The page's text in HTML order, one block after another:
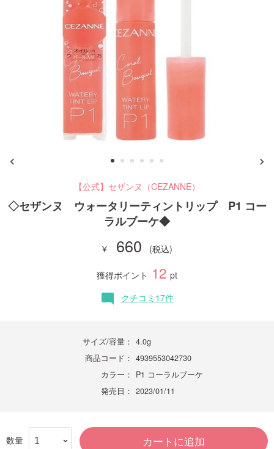
ビューティジャーナルから探す
お問い合わせ
【公式】セザンヌ（CEZANNE）
◇セザンヌ ウォータリーティントリップ P1 コー
ラルブーケ◆
660
獲得ポイント 12 pt
mode_comment クチコミ17件
サイズ/容量： 4.0g
商品コード： 4939553042730
カラー：
P1 コーラルブーケ
発売日： 2023/01/11
数量 カートに追加